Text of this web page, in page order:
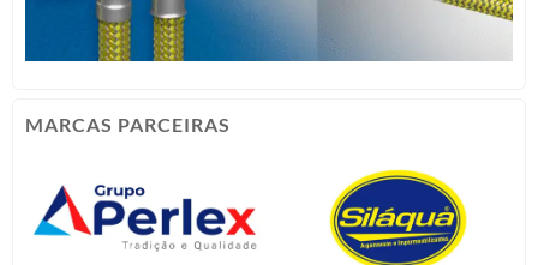
MARCAS PARCEIRAS